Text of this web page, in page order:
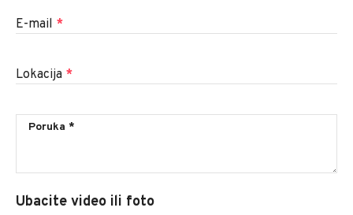
E-mail *
Lokacija *
Ubacite video ili foto